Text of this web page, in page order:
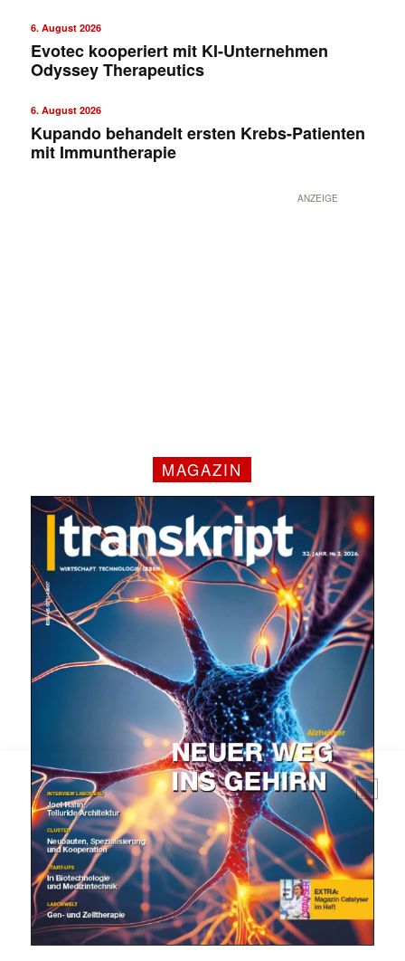
Mit dem |transkript-Newsletter
jede Woche aktuell informiert.
E-
Mail
(erforderlich)
6. August 2026
Evotec kooperiert mit KI-Unternehmen
Odyssey Therapeutics
6. August 2026
Kupando behandelt ersten Krebs-Patienten
mit Immuntherapie
ANZEIGE
MAGAZIN